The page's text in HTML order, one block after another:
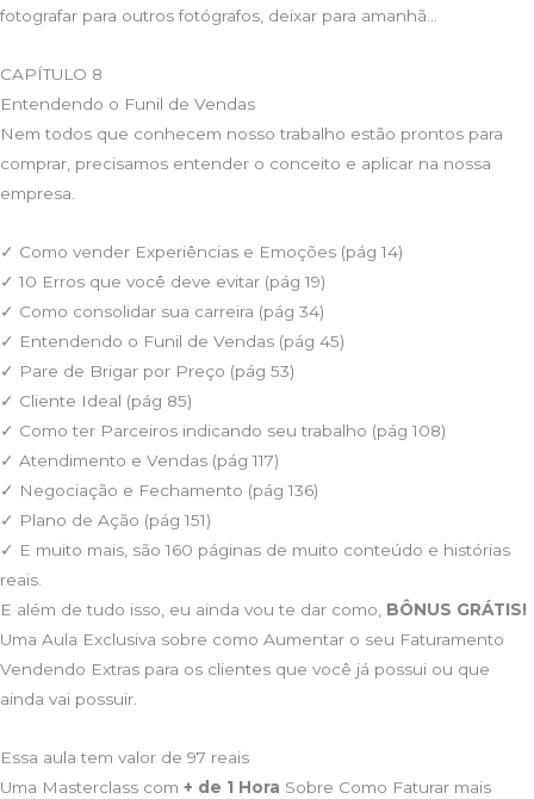
fotografar para outros fotógrafos, deixar para amanhã…
CAPÍTULO 8
Entendendo o Funil de Vendas
Nem todos que conhecem nosso trabalho estão prontos para
comprar, precisamos entender o conceito e aplicar na nossa
empresa.
✓ Como vender Experiências e Emoções (pág 14)
✓ 10 Erros que você deve evitar (pág 19)
✓ Como consolidar sua carreira (pág 34)
✓ Entendendo o Funil de Vendas (pág 45)
✓ Pare de Brigar por Preço (pág 53)
✓ Cliente Ideal (pág 85)
✓ Como ter Parceiros indicando seu trabalho (pág 108)
✓ Atendimento e Vendas (pág 117)
✓ Negociação e Fechamento (pág 136)
✓ Plano de Ação (pág 151)
✓ E muito mais, são 160 páginas de muito conteúdo e histórias
reais.
E além de tudo isso, eu ainda vou te dar como, BÔNUS GRÁTIS!
Uma Aula Exclusiva sobre como Aumentar o seu Faturamento
Vendendo Extras para os clientes que você já possui ou que
ainda vai possuir.
Essa aula tem valor de 97 reais
Uma Masterclass com + de 1 Hora Sobre Como Faturar mais